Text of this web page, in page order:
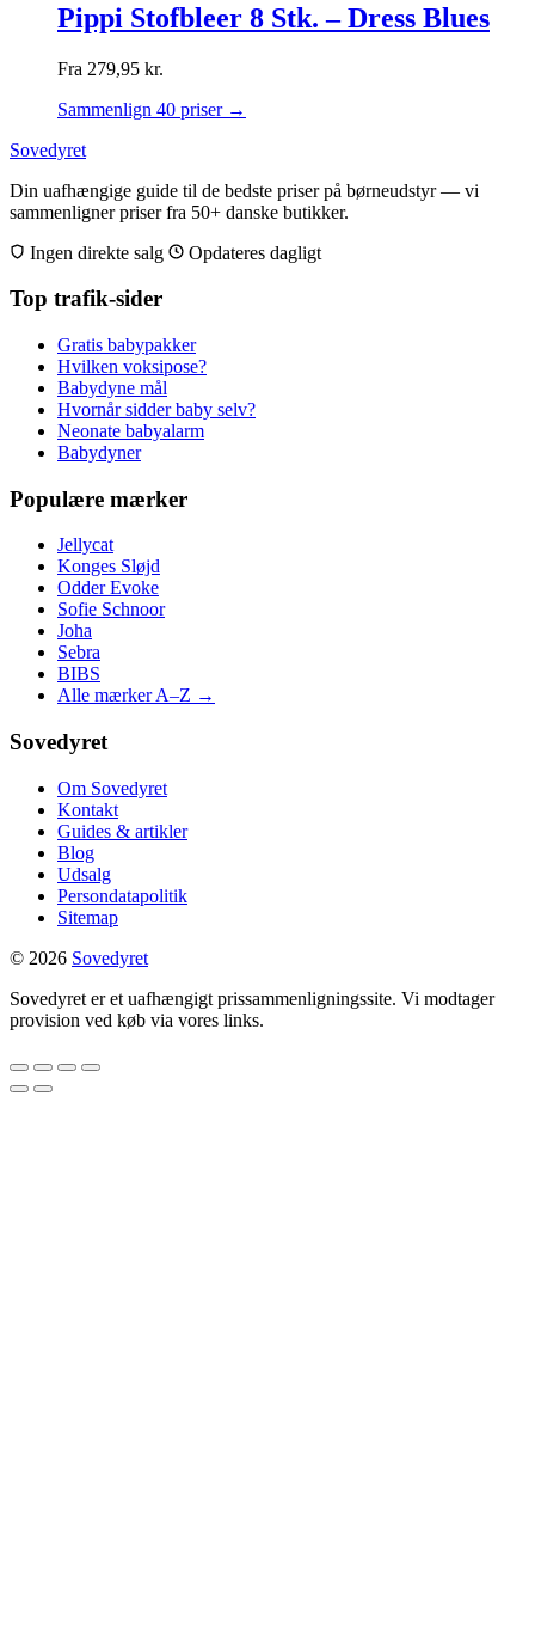
Pippi Stofbleer 8 Stk. – Dress Blues
Fra 279,95 kr.
Sammenlign 40 priser →
Sovedyret
Din uafhængige guide til de bedste priser på børneudstyr — vi
sammenligner priser fra 50+ danske butikker.
Ingen direkte salg
Opdateres dagligt
Top trafik-sider
Gratis babypakker
Hvilken voksipose?
Babydyne mål
Hvornår sidder baby selv?
Neonate babyalarm
Babydyner
Populære mærker
Jellycat
Konges Sløjd
Odder Evoke
Sofie Schnoor
Joha
Sebra
BIBS
Alle mærker A–Z →
Sovedyret
Om Sovedyret
Kontakt
Guides & artikler
Blog
Udsalg
Persondatapolitik
Sitemap
© 2026 Sovedyret
Sovedyret er et uafhængigt prissammenligningssite. Vi modtager
provision ved køb via vores links.